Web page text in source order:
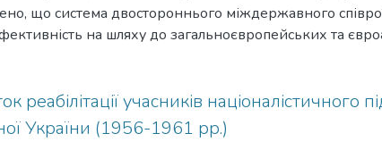
що система двостороннього міждержавного
на шляху до загальноєвропейських та
реабілітації учасників націоналістичного
України (1956-1961 рр.)